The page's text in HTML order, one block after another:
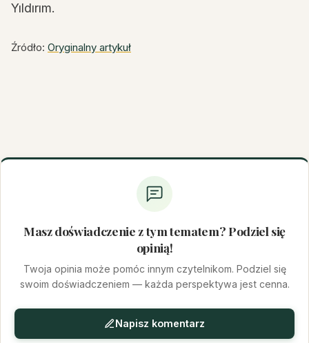
Yıldırım.
Źródło: Oryginalny artykuł
Masz doświadczenie z tym tematem? Podziel się
opinią!
Twoja opinia może pomóc innym czytelnikom. Podziel się
swoim doświadczeniem — każda perspektywa jest cenna.
Napisz komentarz